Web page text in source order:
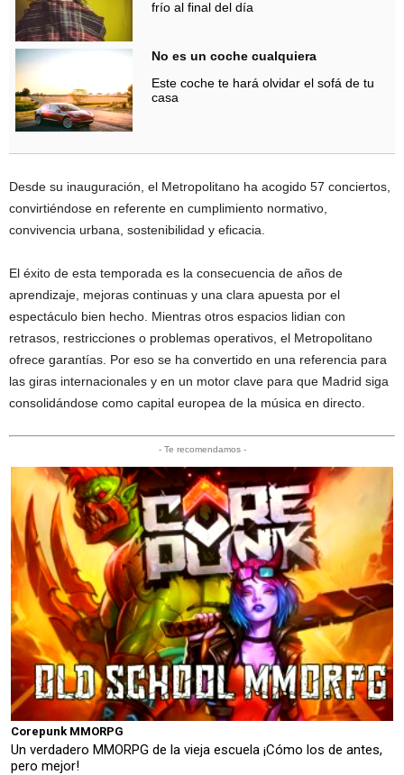
frío al final del día
No es un coche cualquiera
Este coche te hará olvidar el sofá de tu
casa
Desde su inauguración, el Metropolitano ha acogido 57 conciertos,
convirtiéndose en referente en cumplimiento normativo,
convivencia urbana, sostenibilidad y eficacia.
El éxito de esta temporada es la consecuencia de años de
aprendizaje, mejoras continuas y una clara apuesta por el
espectáculo bien hecho. Mientras otros espacios lidian con
retrasos, restricciones o problemas operativos, el Metropolitano
ofrece garantías. Por eso se ha convertido en una referencia para
las giras internacionales y en un motor clave para que Madrid siga
consolidándose como capital europea de la música en directo.
- Te recomendamos -
Corepunk MMORPG
Un verdadero MMORPG de la vieja escuela ¡Cómo los de antes,
pero mejor!